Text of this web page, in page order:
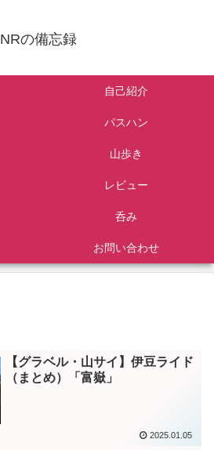
NRの備忘録
自己紹介
パスハン
山歩き
レビュー
呑み
お問い合わせ
【グラベル・山サイ】伊豆ライド
（まとめ）「富嶽」
2025.01.05